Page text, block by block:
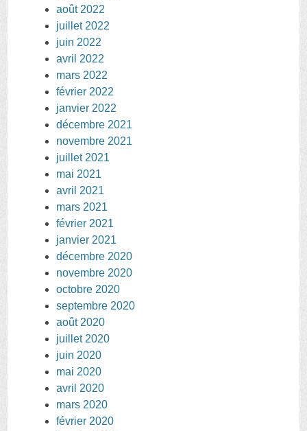
août 2022
juillet 2022
juin 2022
avril 2022
mars 2022
février 2022
janvier 2022
décembre 2021
novembre 2021
juillet 2021
mai 2021
avril 2021
mars 2021
février 2021
janvier 2021
décembre 2020
novembre 2020
octobre 2020
septembre 2020
août 2020
juillet 2020
juin 2020
mai 2020
avril 2020
mars 2020
février 2020